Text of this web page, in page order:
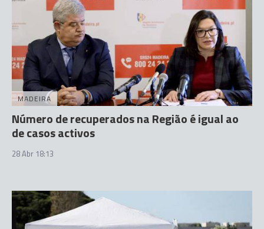
MADEIRA
Número de recuperados na Região é igual ao
de casos activos
28 Abr 18:13